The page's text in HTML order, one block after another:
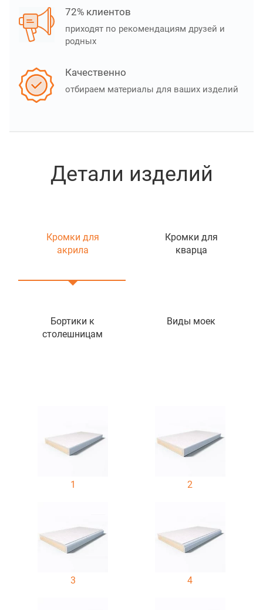
72% клиентов
приходят по рекомендациям друзей и
родных
Качественно
отбираем материалы для ваших изделий
Детали изделий
Кромки для
акрила
Кромки для
кварца
Бортики к
столешницам
Виды моек
1 2
3 4